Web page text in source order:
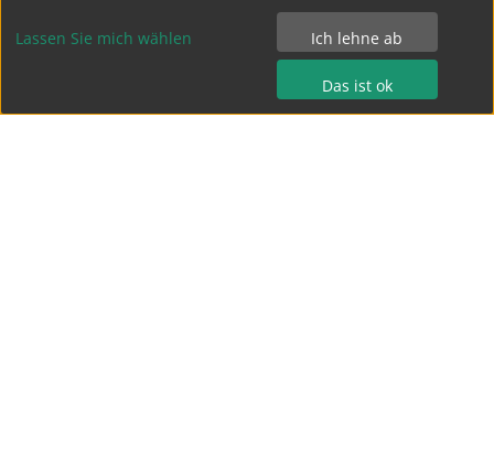
Bertolt-Brecht-Gymnasium Dresden
Lassen Sie mich wählen Ich lehne ab
Das ist ok